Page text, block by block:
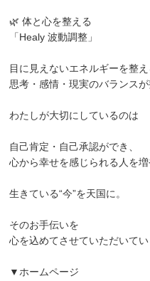
🌿 体と心を整える
「Healy 波動調整」
目に見えないエネルギーを整え
思考・感情・現実のバランスが
わたしが大切にしているのは
自己肯定・自己承認ができ、
心から幸せを感じられる人を増
生きている“今”を天国に。
そのお手伝いを
心を込めてさせていただいてい
▼ホームページ